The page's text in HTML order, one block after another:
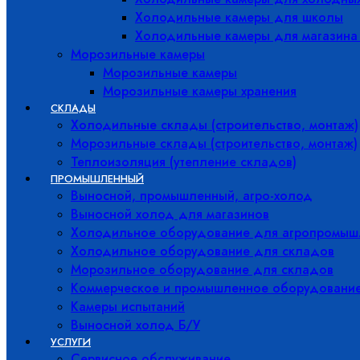
Холодильные камеры для школы
Холодильные камеры для магазина
Морозильные камеры
Морозильные камеры
Морозильные камеры хранения
СКЛАДЫ
Холодильные склады (строительство, монтаж)
Морозильные склады (строительство, монтаж)
Теплоизоляция (утепление складов)
ПРОМЫШЛЕННЫЙ
Выносной, промышленный, агро-холод
Выносной холод для магазинов
Холодильное оборудование для
Холодильное оборудование для складов
Морозильное оборудование для складов
Коммерческое и промышленное
Камеры испытаний
Выносной холод Б/У
УСЛУГИ